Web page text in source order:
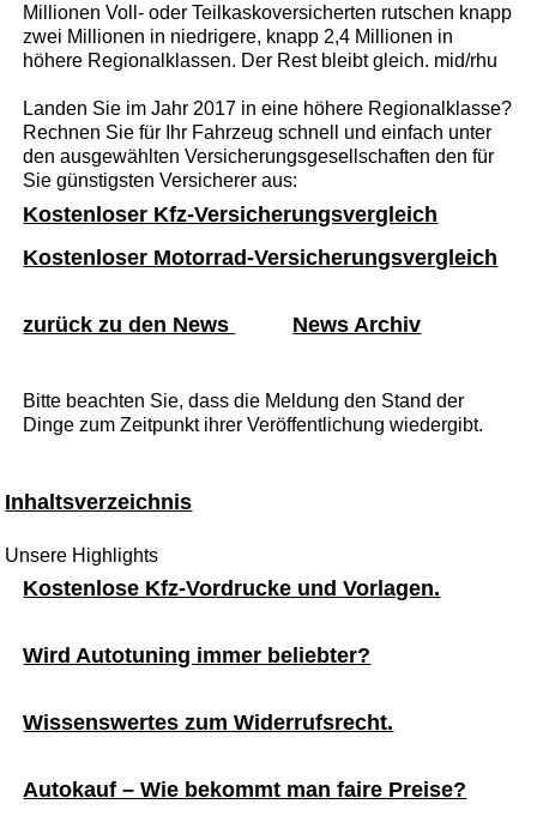
Millionen Voll- oder Teilkaskoversicherten rutschen knapp
zwei Millionen in niedrigere, knapp 2,4 Millionen in
höhere Regionalklassen. Der Rest bleibt gleich. mid/rhu
Landen Sie im Jahr 2017 in eine höhere Regionalklasse?
Rechnen Sie für Ihr Fahrzeug schnell und einfach unter
den ausgewählten Versicherungsgesellschaften den für
Sie günstigsten Versicherer aus:
Kostenloser Kfz-Versicherungsvergleich
Kostenloser Motorrad-Versicherungsvergleich
zurück zu den News News Archiv
Bitte beachten Sie, dass die Meldung den Stand der
Dinge zum Zeitpunkt ihrer Veröffentlichung wiedergibt.
Inhaltsverzeichnis
Unsere Highlights
Kostenlose Kfz-Vordrucke und Vorlagen.
Wird Autotuning immer beliebter?
Wissenswertes zum Widerrufsrecht.
Autokauf – Wie bekommt man faire Preise?